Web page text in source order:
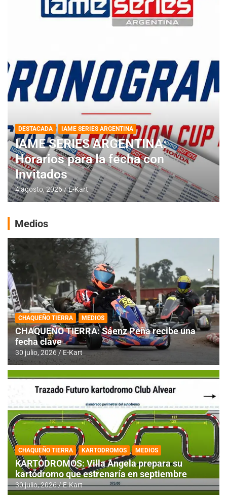
DESTACADA IAME SERIES ARGENTINA
IAME SERIES ARGENTINA:
Horarios para la fecha con
Invitados
4 agosto, 2026 E-Kart
Medios
CHAQUEÑO TIERRA MEDIOS
CHAQUEÑO TIERRA: Sáenz Peña recibe una
fecha clave
30 julio, 2026 E-Kart
CHAQUEÑO TIERRA KARTODROMOS MEDIOS
KARTODROMOS: Villa Angela prepara su
kartódromo que estrenaría en septiembre
30 julio, 2026 E-Kart